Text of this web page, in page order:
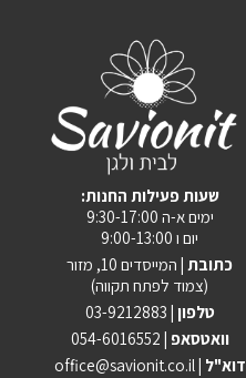
:שעות פעילות החנות
ימים א-ה 9:30-17:00
יום ו 9:00-13:00
כתובת | המייסדים 10, מזור
(צמוד לפתח תקווה)
טלפון | 03-9212883
וואטסאפ | 054-6016552
office@savionit.co.il | דוא"ל